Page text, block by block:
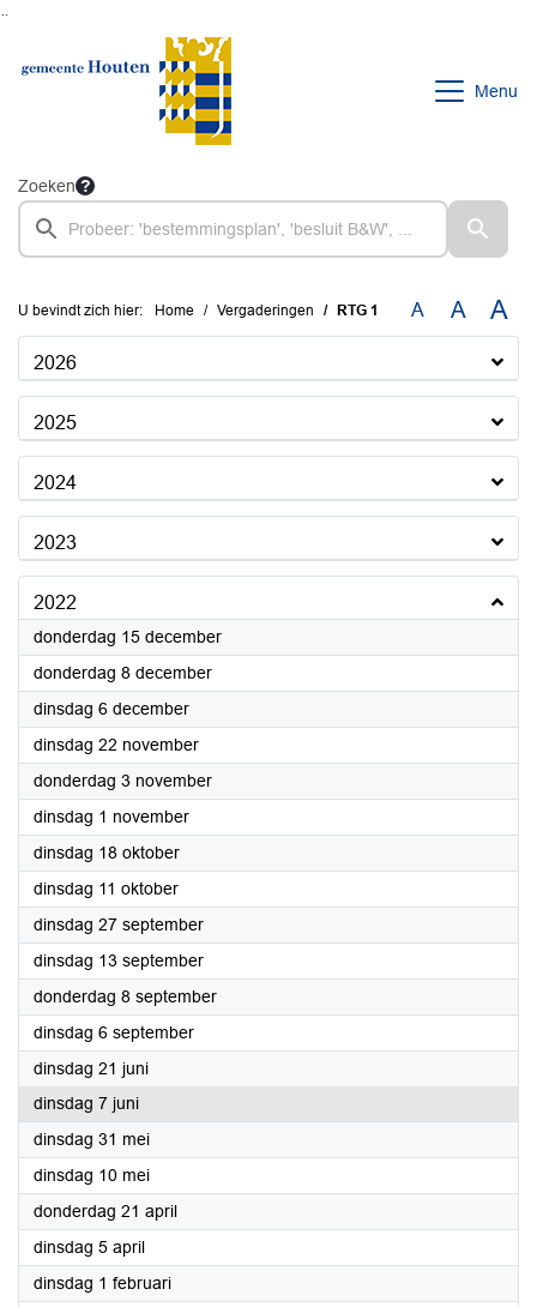
Menu
Zoeken
U bevindt zich hier: Home Vergaderingen RTG 1 A A A
2026
2025
2024
2023
2022
donderdag 15 december2022
donderdag 8 december2022
dinsdag 6 december2022
dinsdag 22 november2022
donderdag 3 november2022
dinsdag 1 november2022
dinsdag 18 oktober2022
dinsdag 11 oktober2022
dinsdag 27 september2022
dinsdag 13 september2022
donderdag 8 september2022
dinsdag 6 september2022
dinsdag 21 juni2022
dinsdag 7 juni2022
dinsdag 31 mei2022
dinsdag 10 mei2022
donderdag 21 april2022
dinsdag 5 april2022
dinsdag 1 februari2022